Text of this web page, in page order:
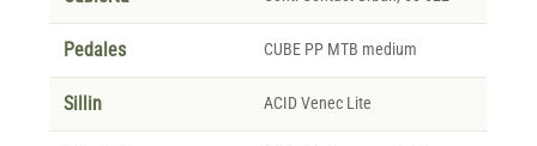
Pedales CUBE PP MTB medium
Sillin ACID Venec Lite